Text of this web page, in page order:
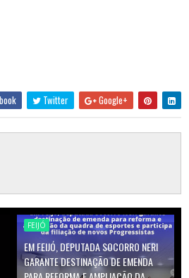
Twitter Google+
FEIJÓ
EM FEIJÓ, DEPUTADA SOCORRO NERI
GARANTE DESTINAÇÃO DE EMENDA